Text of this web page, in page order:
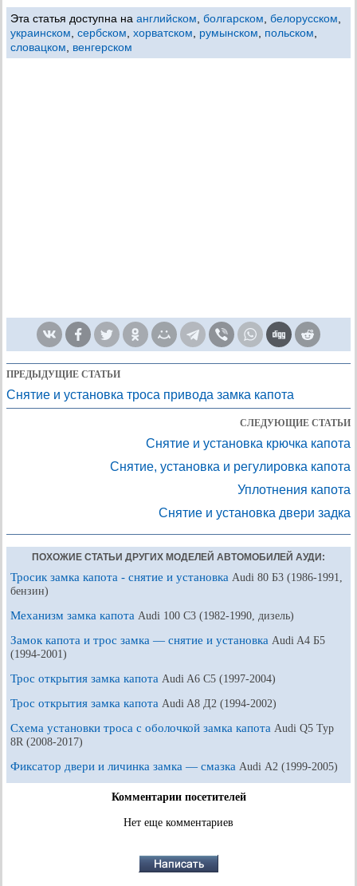
Эта статья доступна на английском болгарском белорусском
украинском сербском хорватском румынском польском
словацком
венгерском
ПРЕДЫДУЩИЕ СТАТЬИ
Снятие и установка троса привода замка капота
СЛЕДУЮЩИЕ СТАТЬИ
Снятие и установка крючка капота
Снятие, установка и регулировка капота
Уплотнения капота
Снятие и установка двери задка
ПОХОЖИЕ СТАТЬИ ДРУГИХ МОДЕЛЕЙ АВТОМОБИЛЕЙ АУДИ:
Тросик замка капота - снятие и установка Audi 80 Б3 (1986-1991,
бензин)
Механизм замка капота Audi 100 С3 (1982-1990, дизель)
Замок капота и трос замка — снятие и установка Audi A4 Б5
(1994-2001)
Трос открытия замка капота Audi A6 С5 (1997-2004)
Трос открытия замка капота Audi A8 Д2 (1994-2002)
Схема установки троса с оболочкой замка капота Audi Q5 Typ
8R (2008-2017)
Фиксатор двери и личинка замка — смазка Audi А2 (1999-2005)
Комментарии посетителей
Нет еще комментариев